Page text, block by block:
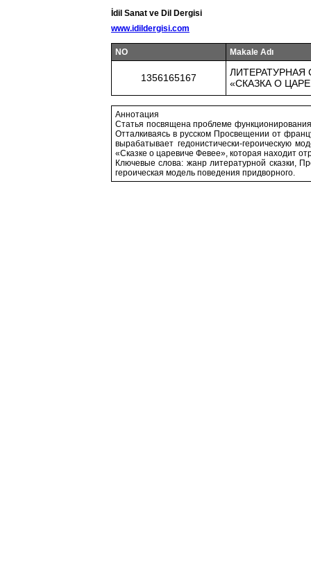
İdil Sanat ve Dil Dergisi
www.idildergisi.com
NO Makale Adı
1356165167
ЛИТЕРАТУРНАЯ
«СКАЗКА О
Аннотация
Статья посвящена проблеме
Отталкиваясь в русском Просвещении от
вырабатывает гедонистически-героическую
«Сказке о царевиче Февее», которая находит
Ключевые слова: жанр литературной сказки,
героическая модель поведения придворного.